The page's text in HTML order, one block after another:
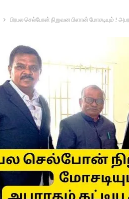
பிரபல செல்போன் நிறுவன பிளான் மோசடியும் !